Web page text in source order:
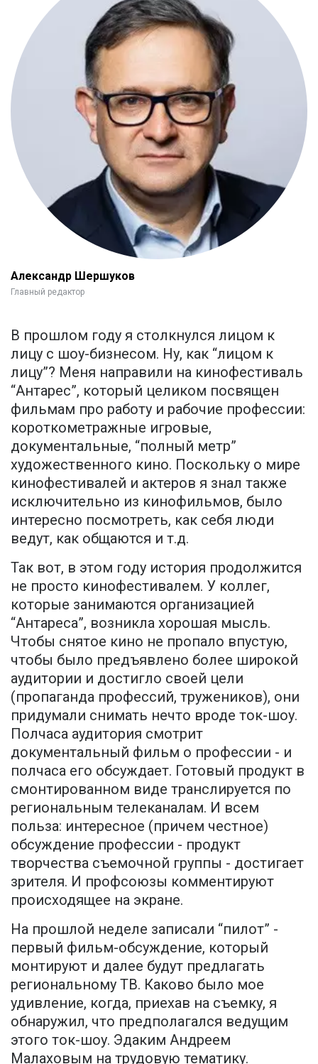
Александр Шершуков
Главный редактор
В прошлом году я столкнулся лицом к
лицу с шоу-бизнесом. Ну, как “лицом к
лицу”? Меня направили на кинофестиваль
“Антарес”, который целиком посвящен
фильмам про работу и рабочие профессии:
короткометражные игровые,
документальные, “полный метр”
художественного кино. Поскольку о мире
кинофестивалей и актеров я знал также
исключительно из кинофильмов, было
интересно посмотреть, как себя люди
ведут, как общаются и т.д.
Так вот, в этом году история продолжится
не просто кинофестивалем. У коллег,
которые занимаются организацией
“Антареса”, возникла хорошая мысль.
Чтобы снятое кино не пропало впустую,
чтобы было предъявлено более широкой
аудитории и достигло своей цели
(пропаганда профессий, тружеников), они
придумали снимать нечто вроде ток-шоу.
Полчаса аудитория смотрит
документальный фильм о профессии - и
полчаса его обсуждает. Готовый продукт в
смонтированном виде транслируется по
региональным телеканалам. И всем
польза: интересное (причем честное)
обсуждение профессии - продукт
творчества съемочной группы - достигает
зрителя. И профсоюзы комментируют
происходящее на экране.
На прошлой неделе записали “пилот” -
первый фильм-обсуждение, который
монтируют и далее будут предлагать
региональному ТВ. Каково было мое
удивление, когда, приехав на съемку, я
обнаружил, что предполагался ведущим
этого ток-шоу. Эдаким Андреем
Малаховым на трудовую тематику.